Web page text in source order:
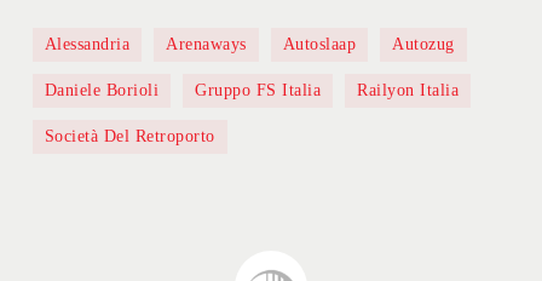
Alessandria Arenaways Autoslaap Autozug
Daniele Borioli Gruppo FS Italia Railyon Italia
Società Del Retroporto